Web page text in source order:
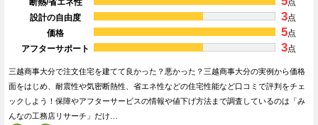
設計の自由度
3点
価格
5点
アフターサポート
3点
三越商事大分で注文住宅を建てて良かった？悪かった？三越商事大分の実例から価格
面をはじめ、耐震性や気密断熱性、省エネ性などの住宅性能など口コミで評判をチェ
ックしよう！保障やアフターサービスの情報や値下げ方法まで調査しているのは「み
んなの工務店リサーチ」だけ…